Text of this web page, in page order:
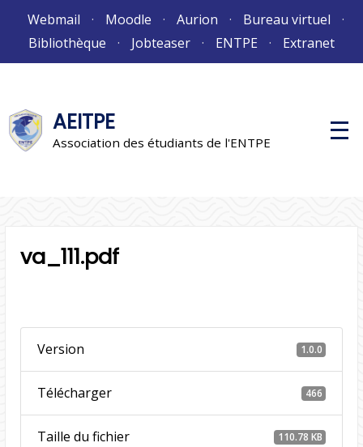
Webmail Moodle Aurion
Bureau virtuel
Bibliothèque
Jobteaser ENTPE Extranet
AEITPE
Association des étudiants de l'ENTPE
M
e
va_111.pdf
Version 1.0.0
Télécharger 466
Taille du fichier 110.78 KB